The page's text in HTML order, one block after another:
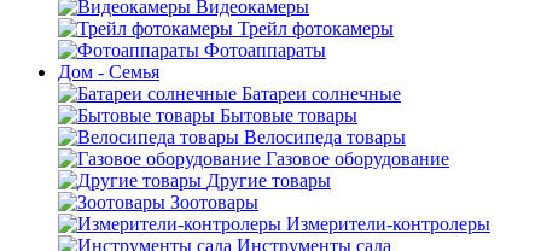
Видеокамеры
Трейл фотокамеры
Фотоаппараты
Дом - Семья
Батареи солнечные
Бытовые товары
Велосипеда товары
Газовое оборудование
Другие товары
Зоотовары
Измерители-контролеры
Инструменты сада